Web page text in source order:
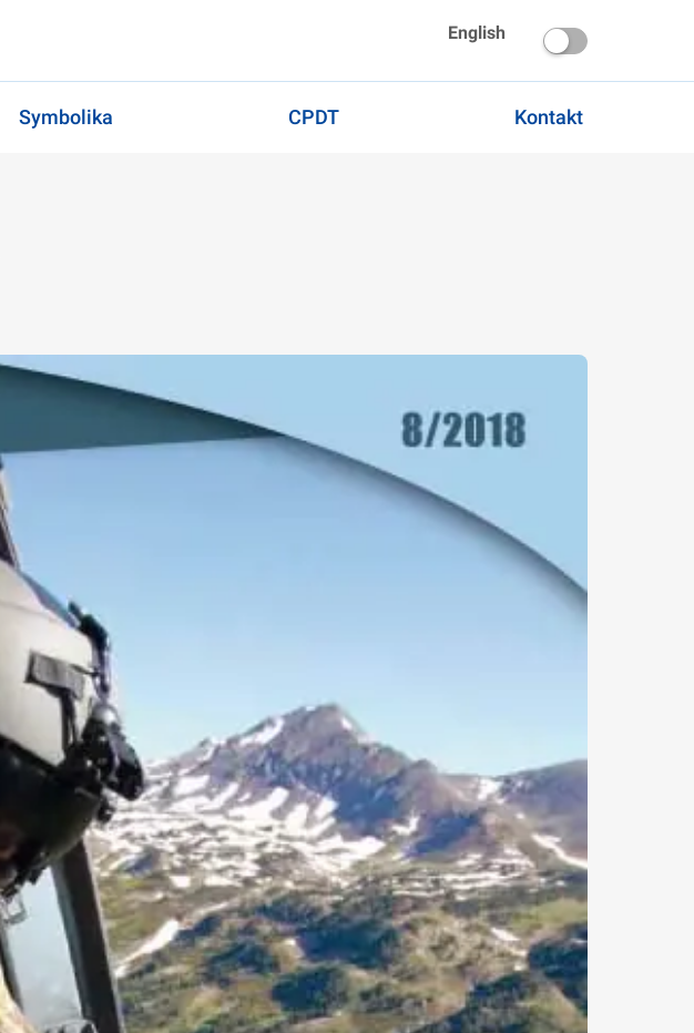
English
Symbolika CPDT Kontakt